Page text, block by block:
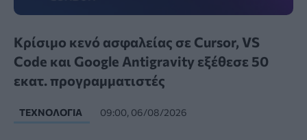
Κρίσιμο κενό ασφαλείας σε Cursor, VS
Code και Google Antigravity εξέθεσε 50
εκατ. προγραμματιστές
ΤΕΧΝΟΛΟΓΊΑ 09:00, 06/08/2026